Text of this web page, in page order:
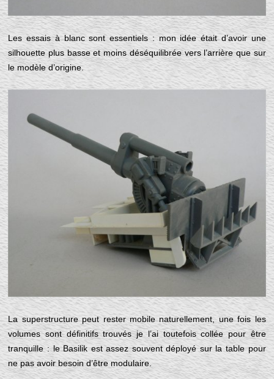
Les essais à blanc sont essentiels : mon idée était d’avoir une
silhouette plus basse et moins déséquilibrée vers l’arrière que sur
le modèle d’origine.
La superstructure peut rester mobile naturellement, une fois les
volumes sont définitifs trouvés je l’ai toutefois collée pour être
tranquille : le Basilik est assez souvent déployé sur la table pour
ne pas avoir besoin d’être modulaire.